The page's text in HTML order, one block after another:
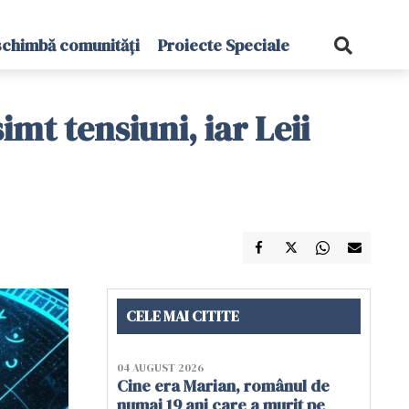
comunități Proiecte Speciale
tensiuni, iar Leii
CELE MAI CITITE
04 AUGUST 2026
Cine era Marian, românul de